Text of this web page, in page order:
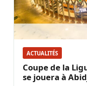
ACTUALITÉS
Coupe de la
se jouera à